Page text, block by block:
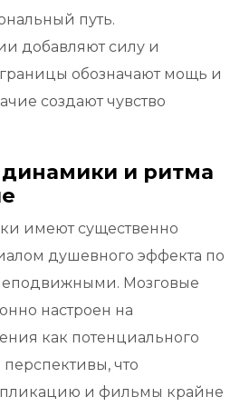
путь.
добавляют силу и
обозначают мощь и
создают чувство
и ритма
имеют существенно
душевного эффекта по
Мозговые
настроен на
как потенциального
что
и фильмы крайне